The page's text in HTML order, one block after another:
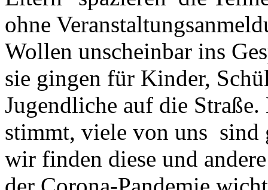
ohne
Wollen unscheinbar ins
sie gingen für Kinder,
Jugendliche auf die
stimmt, viele von uns sind
wir finden diese und